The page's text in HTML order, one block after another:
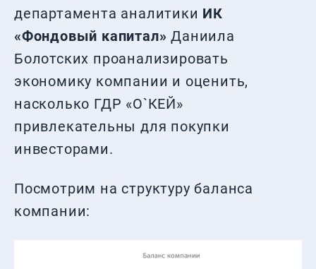
департамента аналитики ИК
«Фондовый капитал» Даниила
Болотских проанализировать
экономику компании и оценить,
насколько ГДР «О`КЕЙ»
привлекательны для покупки
инвесторами.
Посмотрим на структуру баланса
компании: